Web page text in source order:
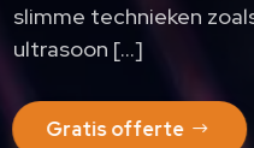
slimme technieken
ultrasoon […]
Gratis offerte